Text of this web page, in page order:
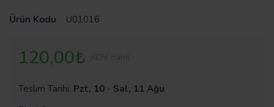
Ürün Kodu
U01016
120,00₺
Teslim Tarihi: Pzt, 10 - Sal, 11 Ağu